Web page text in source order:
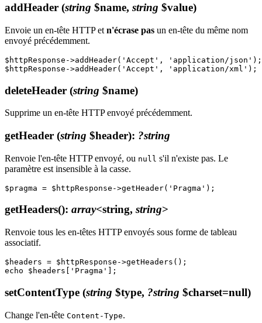
addHeader (string $name, string $value)
Envoie un en-tête HTTP et n'écrase pas un en-tête du même nom
envoyé précédemment.
$httpResponse->addHeader('Accept', 'application/json');
deleteHeader (string $name)
Supprime un en-tête HTTP envoyé précédemment.
getHeader (string $header): ?string
Renvoie l'en-tête HTTP envoyé, ou null s'il n'existe pas. Le
paramètre est insensible à la casse.
getHeaders(): array<string, string>
Renvoie tous les en-têtes HTTP envoyés sous forme de tableau
associatif.
$headers = $httpResponse->getHeaders();
setContentType (string $type, ?string $charset=null)
Change l'en-tête Content-Type.